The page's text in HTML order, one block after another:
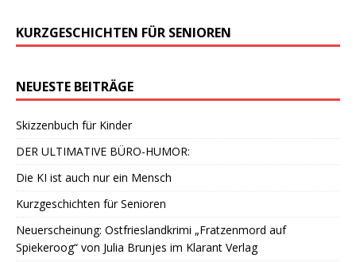
KURZGESCHICHTEN FÜR SENIOREN
NEUESTE BEITRÄGE
Skizzenbuch für Kinder
DER ULTIMATIVE BÜRO-HUMOR:
Die KI ist auch nur ein Mensch
Kurzgeschichten für Senioren
Neuerscheinung: Ostfrieslandkrimi „Fratzenmord auf
Spiekeroog“ von Julia Brunjes im Klarant Verlag